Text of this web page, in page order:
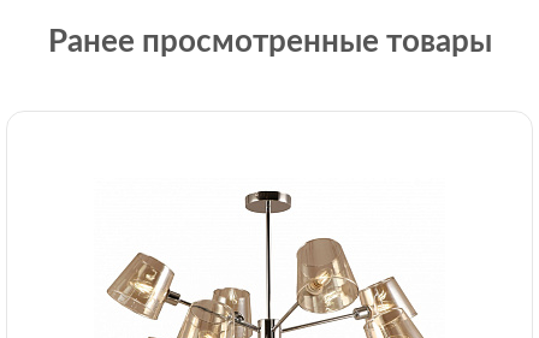
Ранее просмотренные товары